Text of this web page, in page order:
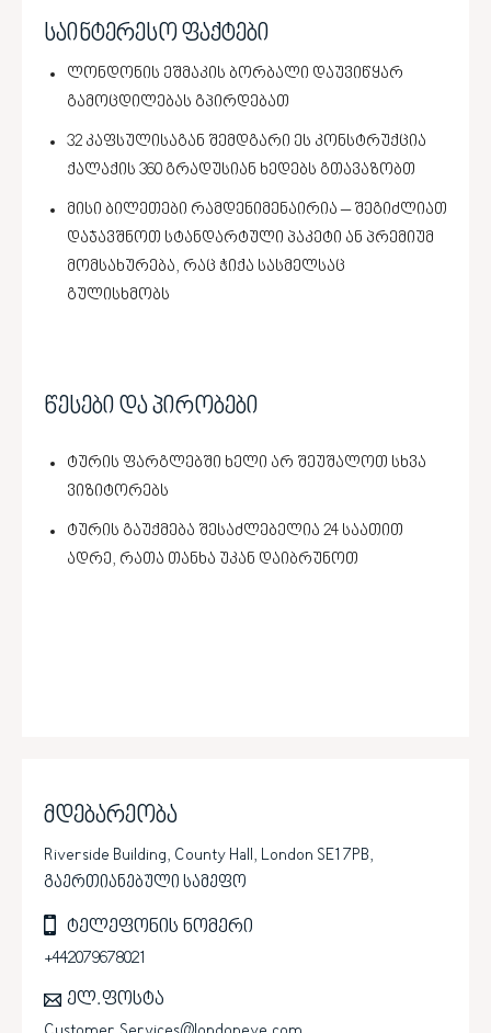
საინტერესო ფაქტები
ლონდონის ეშმაკის ბორბალი დაუვიწყარ
გამოცდილებას გპირდებათ
32 კაფსულისაგან შემდგარი ეს კონსტრუქცია
ქალაქის 360 გრადუსიან ხედებს გთავაზობთ
მისი ბილეთები რამდენიმენაირია – შეგიძლიათ
დაჯავშნოთ სტანდარტული პაკეტი ან პრემიუმ
მომსახურება, რაც ჭიქა სასმელსაც
გულისხმობს
წესები და პირობები
ტურის ფარგლებში ხელი არ შეუშალოთ სხვა
ვიზიტორებს
ტურის გაუქმება შესაძლებელია 24 საათით
ადრე, რათა თანხა უკან დაიბრუნოთ
მდებარეობა
Riverside Building, County Hall, London SE1 7PB,
გაერთიანებული სამეფო
ტელეფონის ნომერი
+442079678021
ელ.ფოსტა